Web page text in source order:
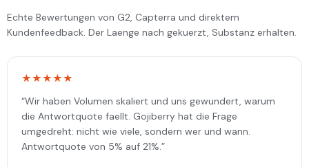
Echte Bewertungen von G2, Capterra und direktem
Kundenfeedback. Der Laenge nach gekuerzt, Substanz erhalten.
★★★★★
“Wir haben Volumen skaliert und uns gewundert, warum
die Antwortquote faellt. Gojiberry hat die Frage
umgedreht: nicht wie viele, sondern wer und wann.
Antwortquote von 5% auf 21%.”